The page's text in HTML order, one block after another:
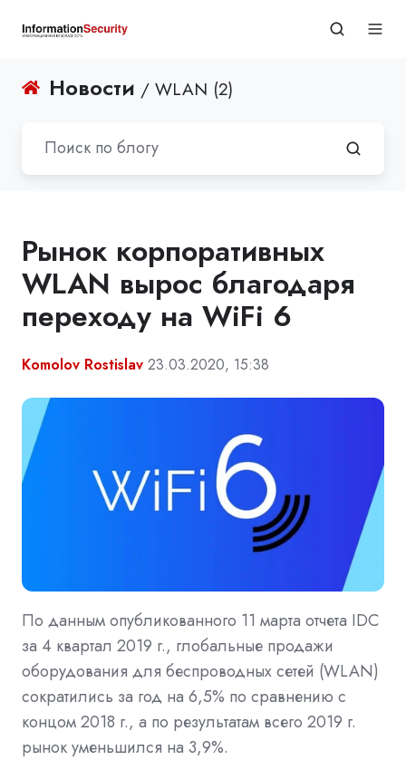
Новости / WLAN (2)
Рынок корпоративных
WLAN вырос благодаря
переходу на WiFi 6
Komolov Rostislav 23.03.2020, 15:38
По данным опубликованного 11 марта отчета IDC
за 4 квартал 2019 г., глобальные продажи
оборудования для беспроводных сетей (WLAN)
сократились за год на 6,5% по сравнению с
концом 2018 г., а по результатам всего 2019 г.
рынок уменьшился на 3,9%.